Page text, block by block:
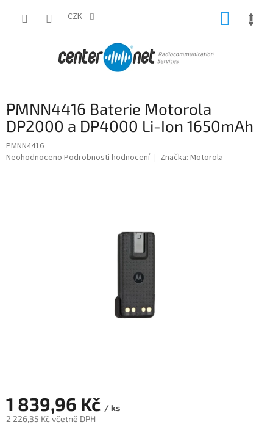
CZK
PMNN4416 Baterie Motorola
DP2000 a DP4000 Li-Ion 1650mAh
PMNN4416
Průměrné
Neohodnoceno Podrobnosti hodnocení Značka: Motorola
1 839,96 Kč / ks
2 226,35 Kč včetně DPH